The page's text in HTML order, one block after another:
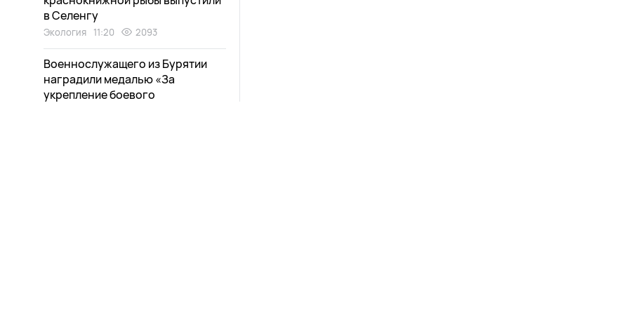
в Селенгу
Экология 11:20 2093
Военнослужащего из Бурятии
наградили медалью «За
укрепление боевого